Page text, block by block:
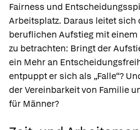
Fairness und
Arbeitsplatz. Daraus leitet sich
beruflichen Aufstieg mit
zu betrachten: Bringt der
ein Mehr an
entpuppt er sich als „Falle“?
der Vereinbarkeit von Familie
für Männer?